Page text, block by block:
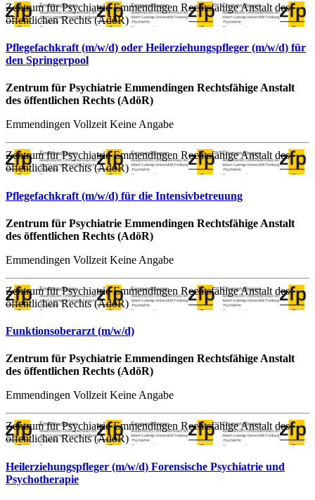
Zentrum für Psychiatrie Emmendingen Rechtsfähige Anstalt des
öffentlichen Rechts (AdöR)
Pflegefachkraft (m/w/d) oder Heilerziehungspfleger (m/w/d) für
den Springerpool
Zentrum für Psychiatrie Emmendingen Rechtsfähige Anstalt
des öffentlichen Rechts (AdöR)
Emmendingen VollzeitKeine Angabe
Zentrum für Psychiatrie Emmendingen Rechtsfähige Anstalt des
öffentlichen Rechts (AdöR)
Pflegefachkraft (m/w/d) für die Intensivbetreuung
Zentrum für Psychiatrie Emmendingen Rechtsfähige Anstalt
des öffentlichen Rechts (AdöR)
Emmendingen Vollzeit Keine Angabe
Zentrum für Psychiatrie Emmendingen Rechtsfähige Anstalt des
öffentlichen Rechts (AdöR)
Funktionsoberarzt (m/w/d)
Zentrum für Psychiatrie Emmendingen Rechtsfähige Anstalt
des öffentlichen Rechts (AdöR)
Emmendingen VollzeitKeine Angabe
Zentrum für Psychiatrie Emmendingen Rechtsfähige Anstalt des
öffentlichen Rechts (AdöR)
Heilerziehungspfleger (m/w/d) Forensische Psychiatrie und
Psychotherapie